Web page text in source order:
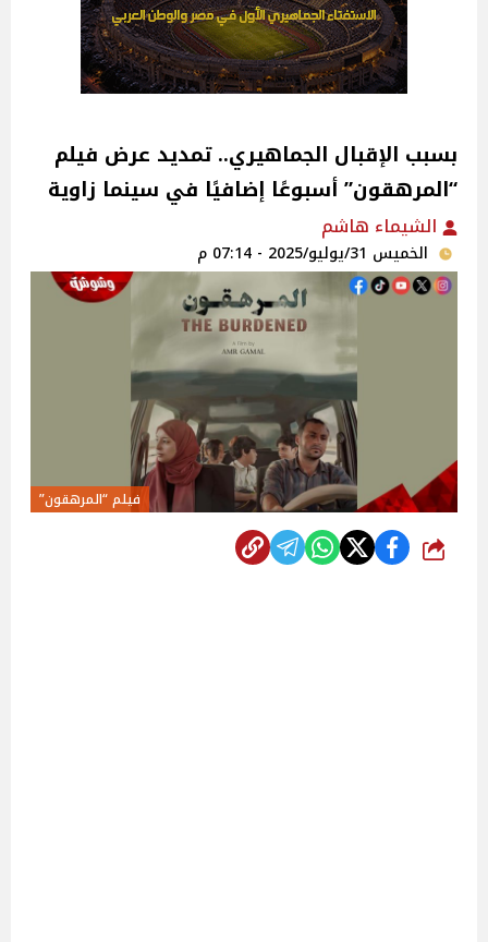
بسبب الإقبال الجماهيري.. تمديد عرض فيلم
“المرهقون” أسبوعًا إضافيًا في سينما زاوية‎
الشيماء هاشم
الخميس 31/يوليو/2025 - 07:14 م
فيلم “المرهقون”
شارك